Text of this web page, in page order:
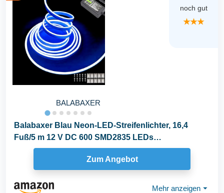
BALABAXER
noch gut
★★★
Balabaxer Blau Neon-LED-Streifenlichter, 16,4
Fuß/5 m 12 V DC 600 SMD2835 LEDs
Wasserdichtes...
Zum Angebot
Mehr anzeigen ⏷